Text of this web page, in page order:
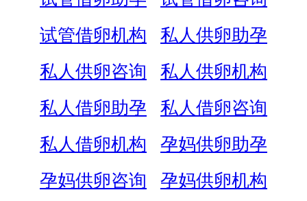
试管借卵机构
私人供卵助孕
私人供卵咨询
私人供卵机构
私人借卵助孕
私人借卵咨询
私人借卵机构
孕妈供卵助孕
孕妈供卵咨询
孕妈供卵机构